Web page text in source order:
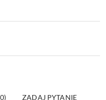
ZADAJ PYTANIE